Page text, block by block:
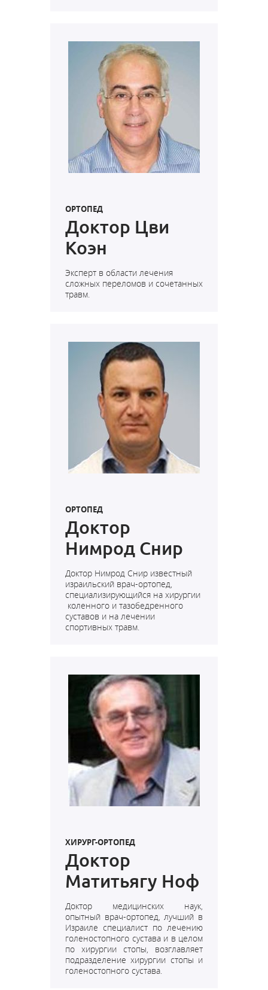
ОРТОПЕД
Доктор Цви
Коэн
Эксперт в области лечения
сложных переломов и сочетанных
травм.
ОРТОПЕД
Доктор
Нимрод Снир
Доктор Нимрод Снир известный
израильский врач-ортопед,
специализирующийся на хирургии
коленного и тазобедренного
суставов и на лечении
спортивных травм.
ХИРУРГ-ОРТОПЕД
Доктор
Матитьягу Ноф
Доктор медицинских наук,
опытный врач-ортопед, лучший в
Израиле специалист по лечению
голеностопного сустава и в целом
по хирургии стопы, возглавляет
подразделение хирургии стопы и
голеностопного сустава.